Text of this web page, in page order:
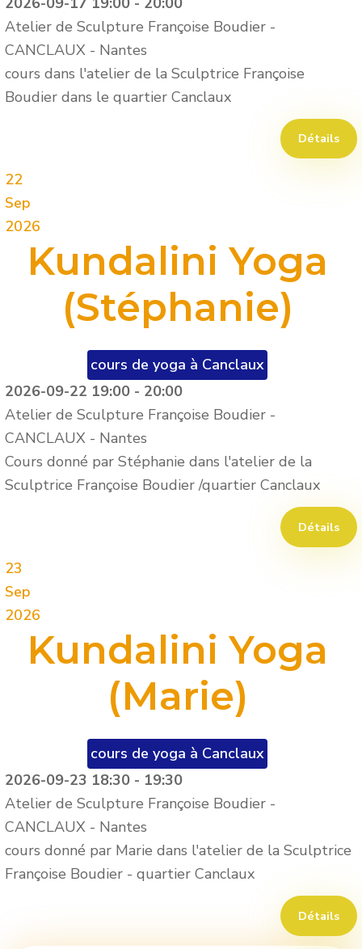
Atelier de Sculpture Françoise Boudier -
CANCLAUX - Nantes
cours dans l'atelier de la Sculptrice Françoise
Boudier dans le quartier Canclaux
Détails
22
Sep
2026
Kundalini Yoga
(Stéphanie)
cours de yoga à Canclaux
2026-09-22 19:00 - 20:00
Atelier de Sculpture Françoise Boudier -
CANCLAUX - Nantes
Cours donné par Stéphanie dans l'atelier de la
Sculptrice Françoise Boudier /quartier Canclaux
Détails
23
Sep
2026
Kundalini Yoga
(Marie)
cours de yoga à Canclaux
2026-09-23 18:30 - 19:30
Atelier de Sculpture Françoise Boudier -
CANCLAUX - Nantes
cours donné par Marie dans l'atelier de la Sculptrice
Françoise Boudier - quartier Canclaux
Détails